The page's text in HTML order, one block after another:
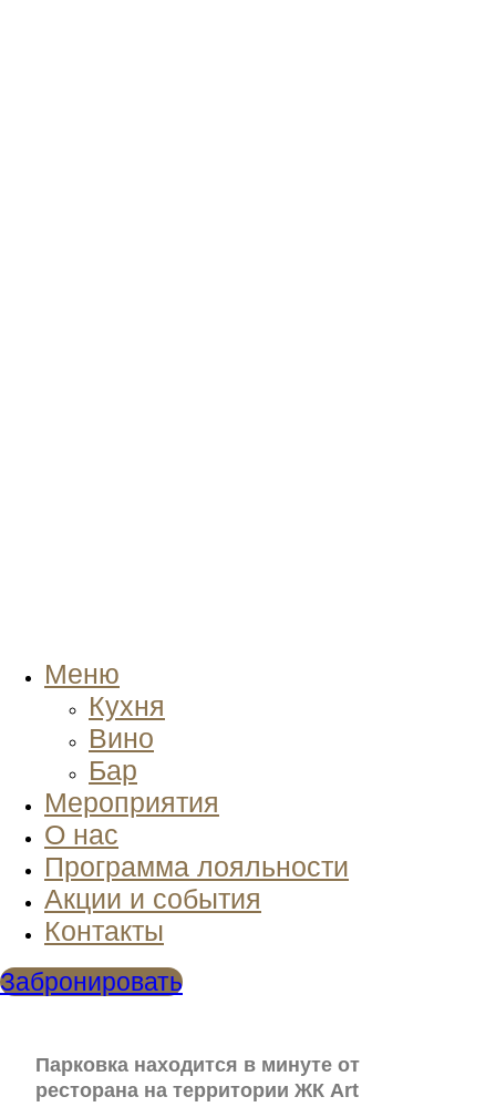
Меню
Кухня
Вино
Бар
Мероприятия
О нас
Программа лояльности
Акции и события
Контакты
Забронировать
Парковка находится в минуте от
ресторана на территории ЖК Art